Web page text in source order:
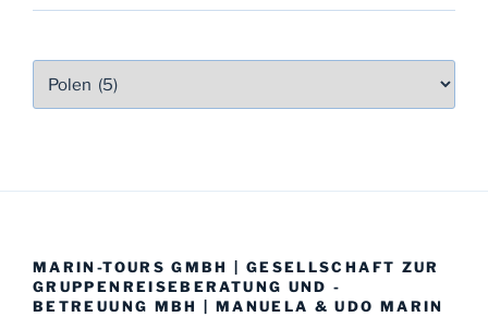
MARIN-TOURS GMBH | GESELLSCHAFT ZUR
GRUPPENREISEBERATUNG UND -
BETREUUNG MBH | MANUELA & UDO MARIN